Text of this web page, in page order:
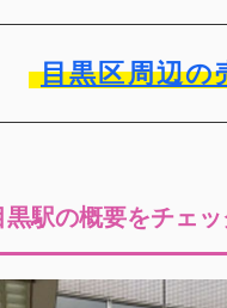
目黒区周辺の
駅の概要をチェッ